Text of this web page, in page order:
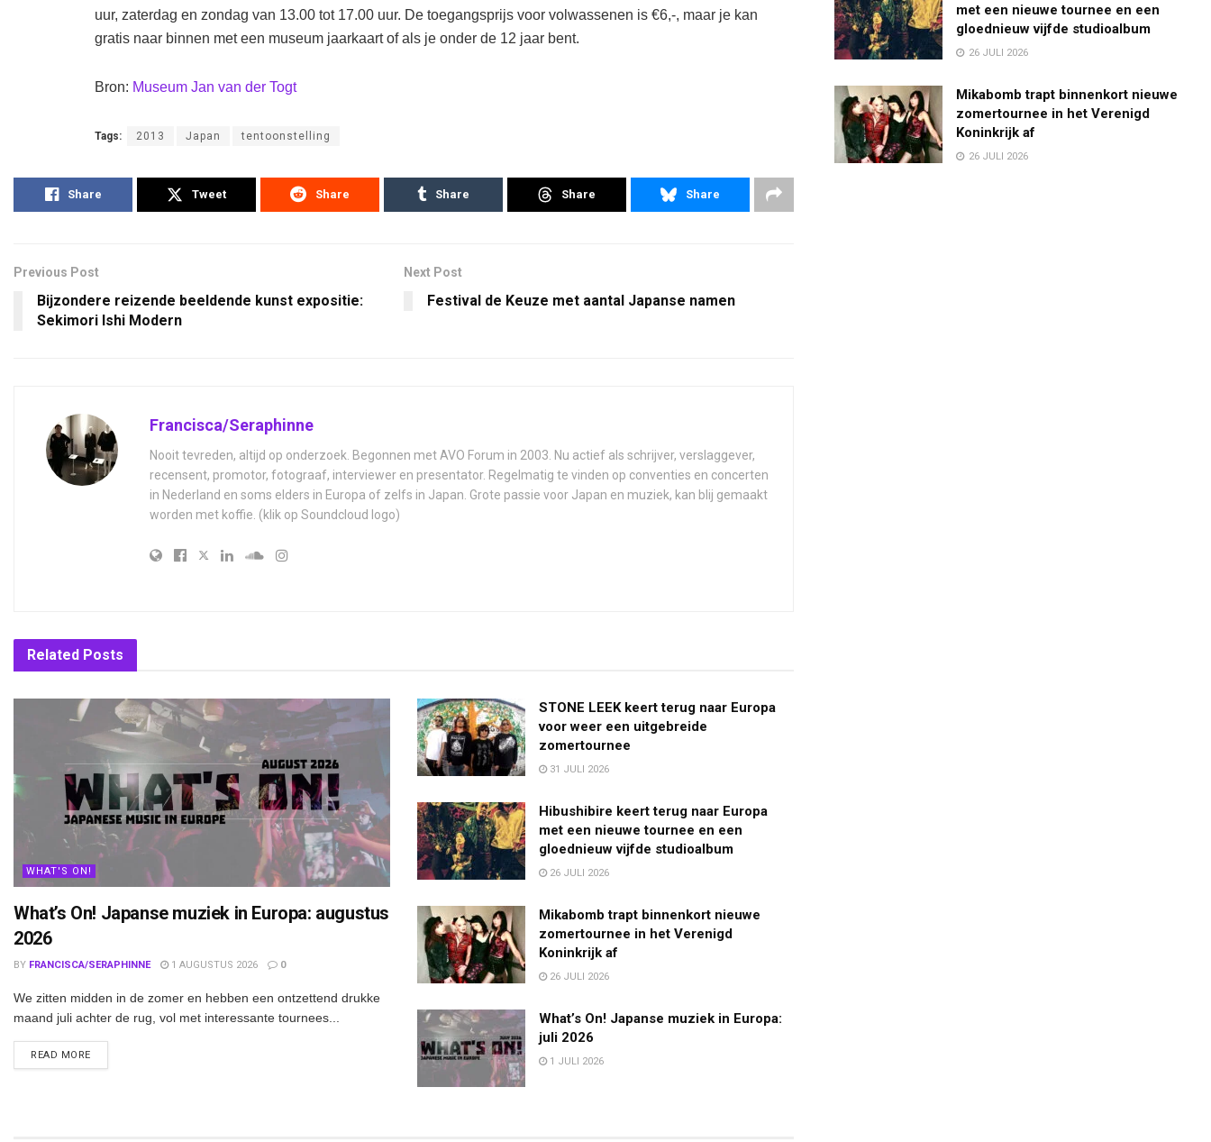
uur, zaterdag en zondag van 13.00 tot 17.00 uur. De toegangsprijs voor volwassenen is €6,-, maar je kan
gratis naar binnen met een museum jaarkaart of als je onder de 12 jaar bent.
Bron: Museum Jan van der Togt
Tags: 2013 Japan tentoonstelling
Share Tweet Share Share Share Share
Previous Post
Bijzondere reizende beeldende kunst expositie:
Sekimori Ishi Modern
Next Post
Festival de Keuze met aantal Japanse namen
Francisca/Seraphinne
Nooit tevreden, altijd op onderzoek. Begonnen met AVO Forum in 2003. Nu actief als schrijver, verslaggever,
recensent, promotor, fotograaf, interviewer en presentator. Regelmatig te vinden op conventies en concerten
in Nederland en soms elders in Europa of zelfs in Japan. Grote passie voor Japan en muziek, kan blij gemaakt
worden met koffie. (klik op Soundcloud logo)
Related Posts
WHAT'S ON!
What’s On! Japanse muziek in Europa: augustus
2026
BY FRANCISCA/SERAPHINNE 1 AUGUSTUS 2026 0
We zitten midden in de zomer en hebben een ontzettend drukke
maand juli achter de rug, vol met interessante tournees...
READ MOREDETAILS
STONE LEEK keert terug naar Europa
voor weer een uitgebreide
zomertournee
31 JULI 2026
Hibushibire keert terug naar Europa
met een nieuwe tournee en een
gloednieuw vijfde studioalbum
26 JULI 2026
Mikabomb trapt binnenkort nieuwe
zomertournee in het Verenigd
Koninkrijk af
26 JULI 2026
What’s On! Japanse muziek in Europa:
juli 2026
1 JULI 2026
met een nieuwe tournee en een
gloednieuw vijfde studioalbum
26 JULI 2026
Mikabomb trapt binnenkort nieuwe
zomertournee in het Verenigd
Koninkrijk af
26 JULI 2026